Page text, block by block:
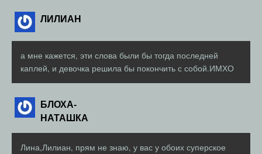
ЛИЛИАН
а мне кажется, эти слова были бы тогда последней
каплей, и девочка решила бы покончить с собой.ИМХО
БЛОХА-
НАТАШКА
Лина,Лилиан, прям не знаю, у вас у обоих суперское